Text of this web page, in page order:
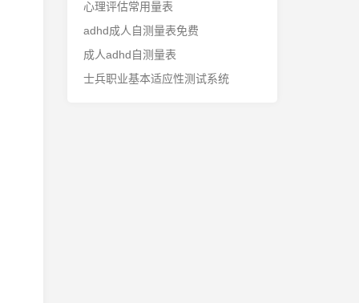
心理评估常用量表
adhd成人自测量表免费
成人adhd自测量表
士兵职业基本适应性测试系统